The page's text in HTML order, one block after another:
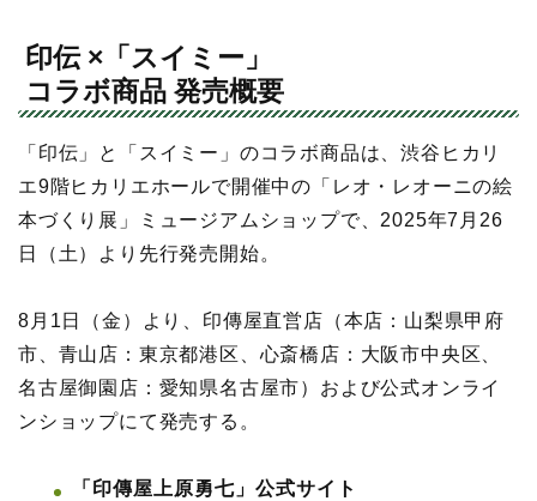
印伝 ×「スイミー」
コラボ商品 発売概要
「印伝」と「スイミー」のコラボ商品は、渋谷ヒカリ
エ9階ヒカリエホールで開催中の「レオ・レオーニの絵
本づくり展」ミュージアムショップで、2025年7月26
日（土）より先行発売開始。
8月1日（金）より、印傳屋直営店（本店：山梨県甲府
市、青山店：東京都港区、心斎橋店：大阪市中央区、
名古屋御園店：愛知県名古屋市）および公式オンライ
ンショップにて発売する。
「印傳屋上原勇七」公式サイト